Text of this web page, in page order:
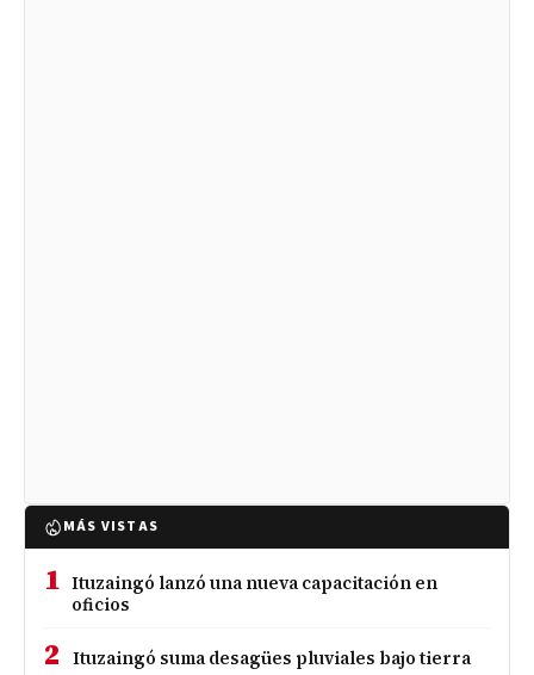
MÁS VISTAS
1 Ituzaingó lanzó una nueva capacitación en
oficios
2 Ituzaingó suma desagües pluviales bajo tierra